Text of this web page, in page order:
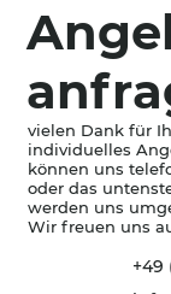
vielen Dank für
individuelles
können uns
oder das
werden uns
Wir freuen uns
+49